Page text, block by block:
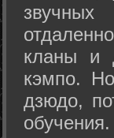
кланы и
кэмпо.
дзюдо,
обучения.